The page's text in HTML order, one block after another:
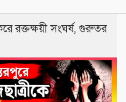
রক্তক্ষয়ী সংঘর্ষ, গুরুতর